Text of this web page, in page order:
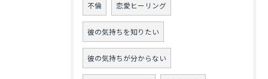
不倫 恋愛ヒーリング
彼の気持ちを知りたい
彼の気持ちが分からない